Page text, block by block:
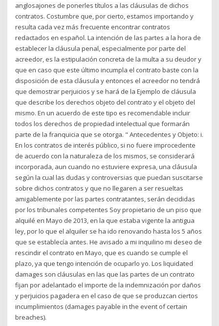
anglosajones de ponerles títulos a las cláusulas de dichos
contratos. Costumbre que, por cierto, estamos importando y
resulta cada vez más frecuente encontrar contratos
redactados en español. La intención de las partes a la hora de
establecer la cláusula penal, especialmente por parte del
acreedor, es la estipulación concreta de la multa a su deudor y
que en caso que este último incumpla el contrato baste con la
disposición de esta cláusula y entonces el acreedor no tendrá
que demostrar perjuicios y se hará de la Ejemplo de cláusula
que describe los derechos objeto del contrato y el objeto del
mismo. En un acuerdo de este tipo es recomendable incluir
todos los derechos de propiedad intelectual que formarán
parte de la franquicia que se otorga. " Antecedentes y Objeto: i.
En los contratos de interés público, si no fuere improcedente
de acuerdo con la naturaleza de los mismos, se considerará
incorporada, aun cuando no estuviere expresa, una cláusula
según la cual las dudas y controversias que puedan suscitarse
sobre dichos contratos y que no llegaren a ser resueltas
amigablemente por las partes contratantes, serán decididas
por los tribunales competentes Soy propietario de un piso que
alquilé en Mayo de 2013, en la que estaba vigente la antigua
ley, por lo que el alquiler se ha ido renovando hasta los 5 años
que se establecía antes. He avisado a mi inquilino mi deseo de
rescindir el contrato en Mayo, que es cuando se cumple el
plazo, ya que tengo intención de ocuparlo yo. Los liquidated
damages son cláusulas en las que las partes de un contrato
fijan por adelantado el importe de la indemnización por daños
y perjuicios pagadera en el caso de que se produzcan ciertos
incumplimientos (damages payable in the event of certain
breaches).